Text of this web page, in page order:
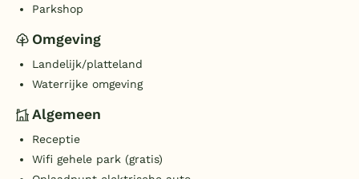
Parkshop
Omgeving
Landelijk/platteland
Waterrijke omgeving
Algemeen
Receptie
Wifi gehele park (gratis)